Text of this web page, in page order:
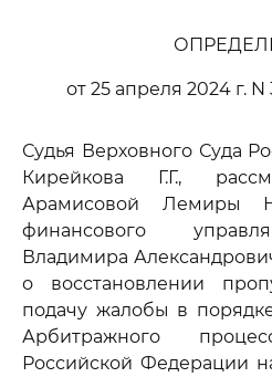
от 25 апреля 2024 г. N
Судья Верховного Суда
Кирейкова Г.Г.,
Арамисовой Лемиры
финансового
Владимира
о восстановлении
подачу жалобы в
Арбитражного
Российской Федерации